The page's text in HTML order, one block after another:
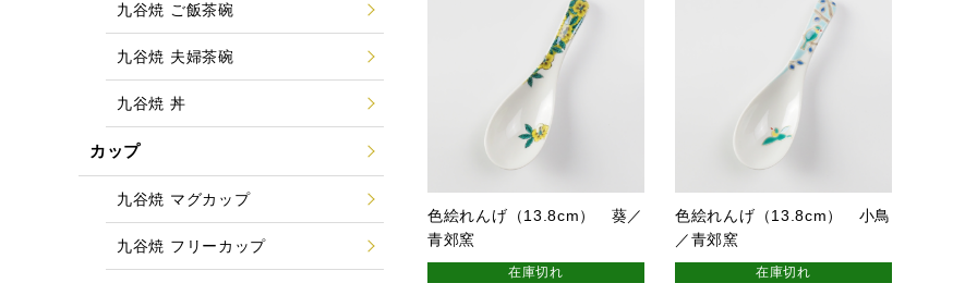
色絵れんげ（13.8cm） 葵／
青郊窯
在庫切れ
色絵れんげ（13.8cm） 小鳥
／青郊窯
在庫切れ
九谷焼 ご飯茶碗
九谷焼 夫婦茶碗
九谷焼 丼
カップ
九谷焼 マグカップ
九谷焼 フリーカップ